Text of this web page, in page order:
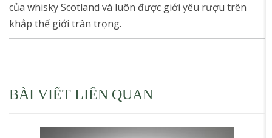
của whisky Scotland và luôn được giới yêu rượu trên
khắp thế giới trân trọng.
BÀI VIẾT LIÊN QUAN